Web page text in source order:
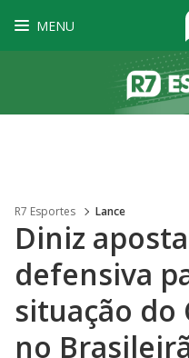
MENU
R7 Esportes Lance
Diniz
defensiva
situação
no